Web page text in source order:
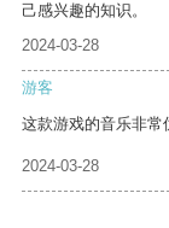
己感兴趣的知识。
2024-03-28
游客
这款游戏的音乐非常
2024-03-28